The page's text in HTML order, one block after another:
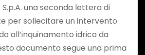
S.p.A. una seconda lettera di
per sollecitare un intervento
all’inquinamento idrico da
documento segue una prima